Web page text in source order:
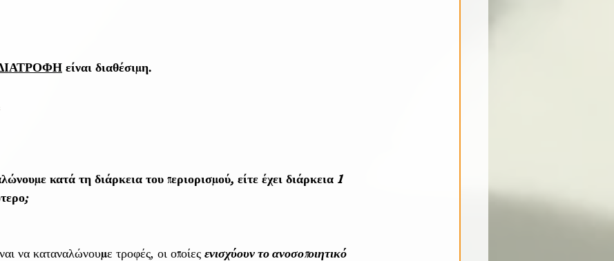
είναι διαθέσιμη.
κατά τη διάρκεια του περιορισμού, είτε έχει διάρκεια 1
να καταναλώνουμε τροφές, οι οποίες ενισχύουν το ανοσοποιητικό